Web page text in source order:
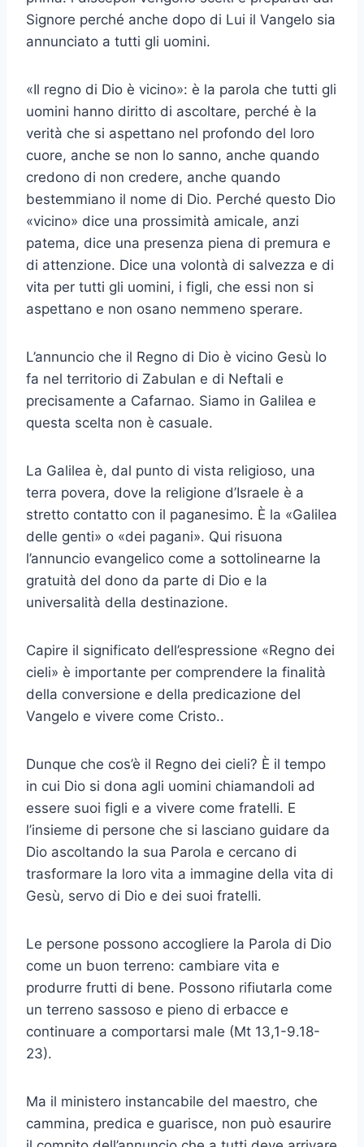
Signore perché anche dopo di Lui il Vangelo sia
annunciato a tutti gli uomini.
«Il regno di Dio è vicino»: è la parola che tutti gli
uomini hanno diritto di ascoltare, perché è la
verità che si aspettano nel profondo del loro
cuore, anche se non lo sanno, anche quando
credono di non credere, anche quando
bestemmiano il nome di Dio. Perché questo Dio
«vicino» dice una prossimità amicale, anzi
patema, dice una presenza piena di premura e
di attenzione. Dice una volontà di salvezza e di
vita per tutti gli uomini, i figli, che essi non si
aspettano e non osano nemmeno sperare.
L’annuncio che il Regno di Dio è vicino Gesù lo
fa nel territorio di Zabulan e di Neftali e
precisamente a Cafarnao. Siamo in Galilea e
questa scelta non è casuale.
La Galilea è, dal punto di vista religioso, una
terra povera, dove la religione d’Israele è a
stretto contatto con il paganesimo. È la «Galilea
delle genti» o «dei pagani». Qui risuona
l’annuncio evangelico come a sottolinearne la
gratuità del dono da parte di Dio e la
universalità della destinazione.
Capire il significato dell’espressione «Regno dei
cieli» è importante per comprendere la finalità
della conversione e della predicazione del
Vangelo e vivere come Cristo..
Dunque che cos’è il Regno dei cieli? È il tempo
in cui Dio si dona agli uomini chiamandoli ad
essere suoi figli e a vivere come fratelli. E
l’insieme di persone che si lasciano guidare da
Dio ascoltando la sua Parola e cercano di
trasformare la loro vita a immagine della vita di
Gesù, servo di Dio e dei suoi fratelli.
Le persone possono accogliere la Parola di Dio
come un buon terreno: cambiare vita e
produrre frutti di bene. Possono rifiutarla come
un terreno sassoso e pieno di erbacce e
continuare a comportarsi male (Mt 13,1-9.18-
23).
Ma il ministero instancabile del maestro, che
cammina, predica e guarisce, non può esaurire